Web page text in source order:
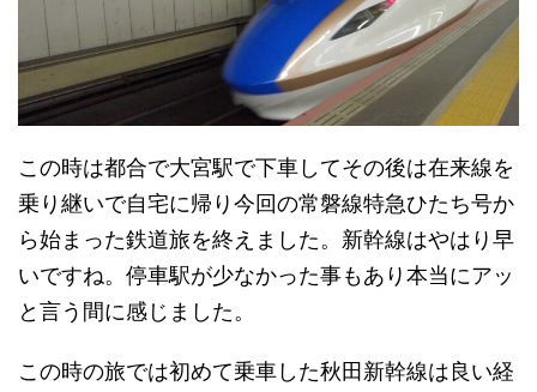
この時は都合で大宮駅で下車してその後は在来線を
乗り継いで自宅に帰り今回の常磐線特急ひたち号か
ら始まった鉄道旅を終えました。新幹線はやはり早
いですね。停車駅が少なかった事もあり本当にアッ
と言う間に感じました。
この時の旅では初めて乗車した秋田新幹線は良い経